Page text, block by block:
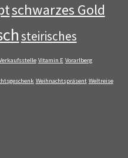
schwarzes Gold
steirisches
Vitamin E Vorarlberg
Weihnachtspräsent Weltreise